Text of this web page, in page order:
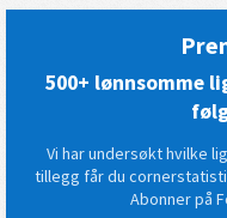
500+ lønnsomme
Vi har undersøkt hvilke
tillegg får du
Abonner på